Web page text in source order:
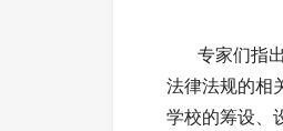
专家们指出
法律法规的相
学校的筹设、